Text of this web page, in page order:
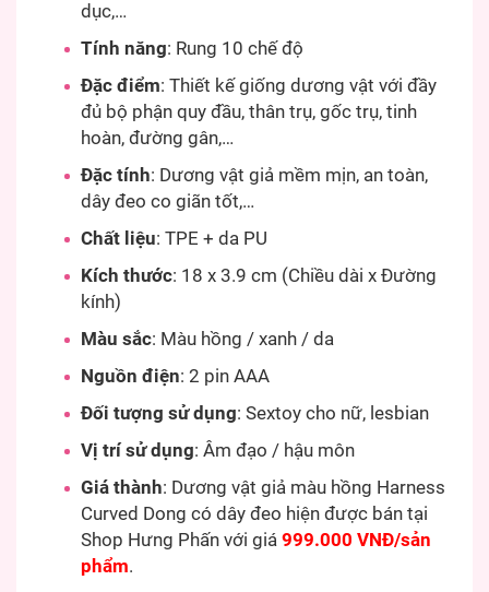
dục,…
Tính năng: Rung 10 chế độ
Đặc điểm: Thiết kế giống dương vật với đầy
đủ bộ phận quy đầu, thân trụ, gốc trụ, tinh
hoàn, đường gân,…
Đặc tính: Dương vật giả mềm mịn, an toàn,
dây đeo co giãn tốt,…
Chất liệu: TPE + da PU
Kích thước: 18 x 3.9 cm (Chiều dài x Đường
kính)
Màu sắc: Màu hồng / xanh / da
Nguồn điện: 2 pin AAA
Đối tượng sử dụng: Sextoy cho nữ, lesbian
Vị trí sử dụng: Âm đạo / hậu môn
Giá thành: Dương vật giả màu hồng Harness
Curved Dong có dây đeo hiện được bán tại
Shop Hưng Phấn với giá 999.000 VNĐ/sản
phẩm.